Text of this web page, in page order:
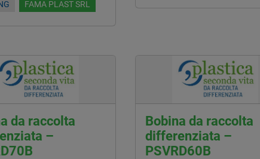
FAMA PLAST SRL
da raccolta
–
Bobina da raccolta
differenziata –
PSVRD60B